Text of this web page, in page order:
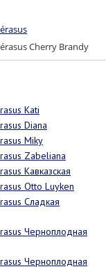
Cherry Brandy
Kati
Diana
Miky
Zabeliana
Кавказская
Otto Luyken
Сладкая
Черноплодная
Черноплодная